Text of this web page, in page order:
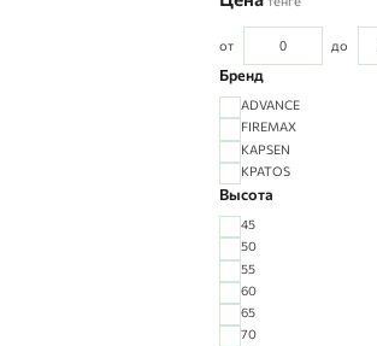
от до
Бренд
ADVANCE
FIREMAX
KAPSEN
KPATOS
Высота
45
50
55
60
65
70